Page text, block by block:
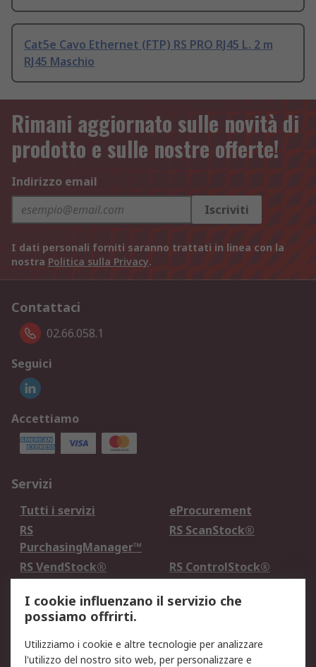
Cat5e Cavo Ethernet (FTP) RS PRO RJ45 L. 2 m
RJ45 Maschio
Rimani aggiornato sulle novità di
prodotto e sulle nostre offerte!
Indirizzo email
Iscriviti
I dati personali forniti saranno trattati in linea con la
nostra Politica sulla Privacy.
Contattaci
02.66.058.1
Seguici
Accettiamo
Servizi
Tutti i servizi
eProcurement
RS
PurchasingManager™
RS ScanStock®
RS VendStock®
RS ControlStock®
Legale
Informativa Cookie
Informativa Privacy -
I cookie influenzano il servizio che
possiamo offrirti.
Utilizziamo i cookie e altre tecnologie per analizzare
l'utilizzo del nostro sito web, per personalizzare e